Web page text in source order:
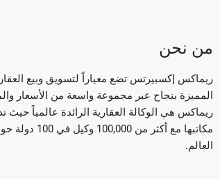
من نحن
ريماكس إكسبيرتس تضع معياراً لتسويق وبيع
المميزة بنجاح عبر مجموعة واسعة من الأسعار
ريماكس هي الوكالة العقارية الرائدة عالمياً حيث
مكاتبها مع أكثر من 100,000 وكيل في
العالم.